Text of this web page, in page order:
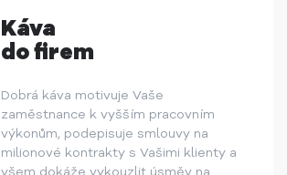
Káva
do firem
Dobrá káva motivuje Vaše
zaměstnance k vyšším pracovním
výkonům, podepisuje smlouvy na
milionové kontrakty s Vašimi klienty a